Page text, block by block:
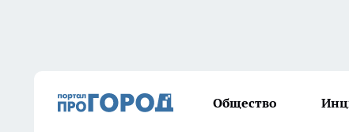
Общество